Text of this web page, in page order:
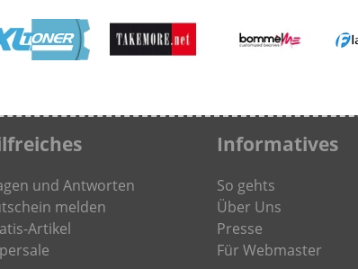
und Antworten
melden
Artikel
Informatives
So gehts
Über Uns
Presse
Für Webmaster